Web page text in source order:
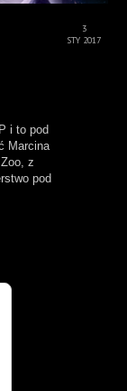
3
STY 2017
i to pod
Marcina
z
pod